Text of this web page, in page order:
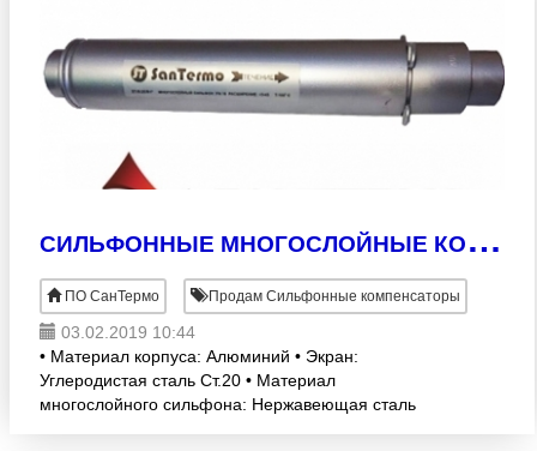
С
ИЛЬФОННЫЕ МНОГОСЛОЙНЫЕ КОМПЕНСАТОРЫ ДЛЯ ТРУБ ОТОПЛЕНИЯ ST-BM
ПО СанТермо Продам Сильфонные компенсаторы
03.02.2019 10:44
• Материал корпуса: Алюминий • Экран:
Углеродистая сталь Ст.20 • Материал
многослойного сильфона: Нержавеющая сталь